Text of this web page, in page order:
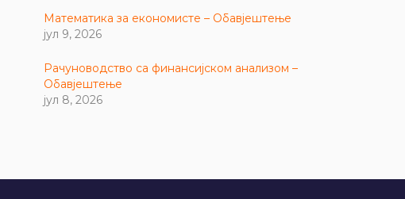
Математика за економисте – Обавјештење
јул 9, 2026
Рачуноводство са финансијском анализом –
Обавјештење
јул 8, 2026